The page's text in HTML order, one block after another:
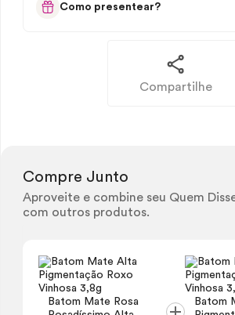
Como presentear?
Compartilhe
Compre Junto
Aproveite e combine seu Quem
com outros produtos.
Batom Mate Rosa
Batom